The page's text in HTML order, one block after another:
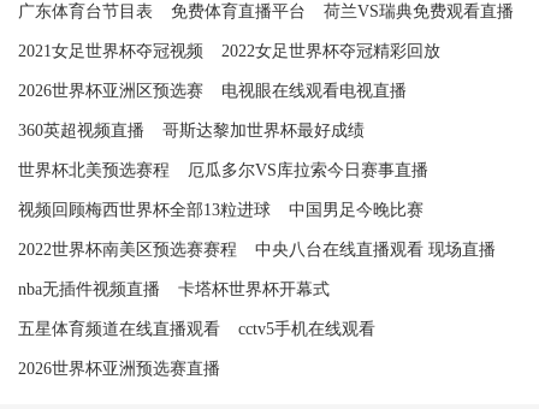
广东体育台节目表 免费体育直播平台 荷兰VS瑞典免费观看直播
2021女足世界杯夺冠视频 2022女足世界杯夺冠精彩回放
2026世界杯亚洲区预选赛 电视眼在线观看电视直播
360英超视频直播 哥斯达黎加世界杯最好成绩
世界杯北美预选赛程 厄瓜多尔VS库拉索今日赛事直播
视频回顾梅西世界杯全部13粒进球 中国男足今晚比赛
2022世界杯南美区预选赛赛程 中央八台在线直播观看 现场直播
nba无插件视频直播 卡塔杯世界杯开幕式
五星体育频道在线直播观看 cctv5手机在线观看
2026世界杯亚洲预选赛直播